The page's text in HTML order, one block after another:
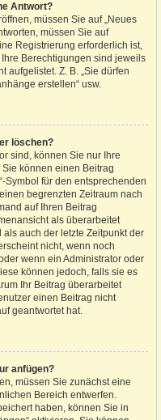
Antwort?
müssen Sie auf „Neues
müssen Sie auf
Registrierung erforderlich ist,
Berechtigungen sind jeweils
aufgelistet. Z. B. „Sie dürfen
erstellen“ usw.
löschen?
sind, können Sie nur Ihre
können einen Beitrag
Symbol für den entsprechenden
begrenzten Zeitraum nach
auf Ihren Beitrag
als überarbeitet
auch der letzte Zeitpunkt der
nicht, wenn noch
wenn ein Administrator oder
können jedoch, falls sie es
Ihr Beitrag überarbeitet
einen Beitrag nicht
geantwortet hat.
anfügen?
müssen Sie zunächst eine
Bereich entwerfen.
haben, können Sie in